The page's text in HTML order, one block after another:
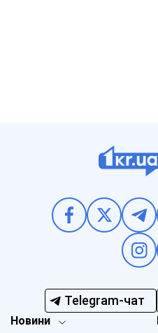
Telegram-чат
Новини